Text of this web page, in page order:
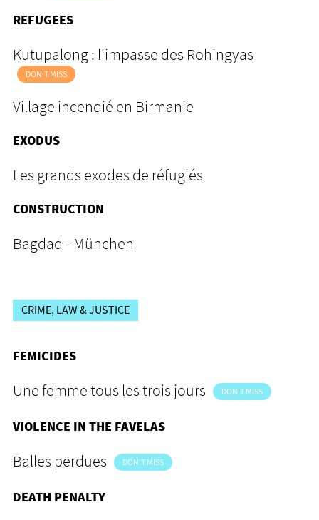
REFUGEES
Kutupalong : l'impasse des Rohingyas
DON'T MISS
Village incendié en Birmanie
EXODUS
Les grands exodes de réfugiés
CONSTRUCTION
Bagdad - München
CRIME, LAW & JUSTICE
FEMICIDES
Une femme tous les trois jours DON'T MISS
VIOLENCE IN THE FAVELAS
Balles perdues DON'T MISS
DEATH PENALTY